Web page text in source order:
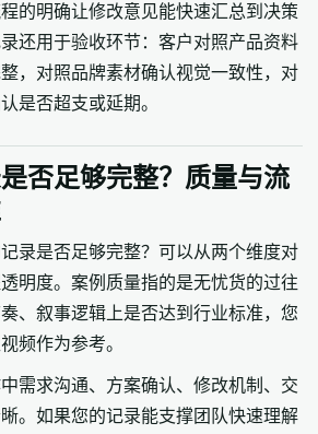
的明确让修改意见能快速汇总到决策
还用于验收环节：客户对照产品资料
，对照品牌素材确认视觉一致性，对
是否超支或延期。
否足够完整？质量与流
录是否足够完整？可以从两个维度对
明度。案例质量指的是无忧货的过往
、叙事逻辑上是否达到行业标准，您
频作为参考。
需求沟通、方案确认、修改机制、交
。如果您的记录能支撑团队快速理解